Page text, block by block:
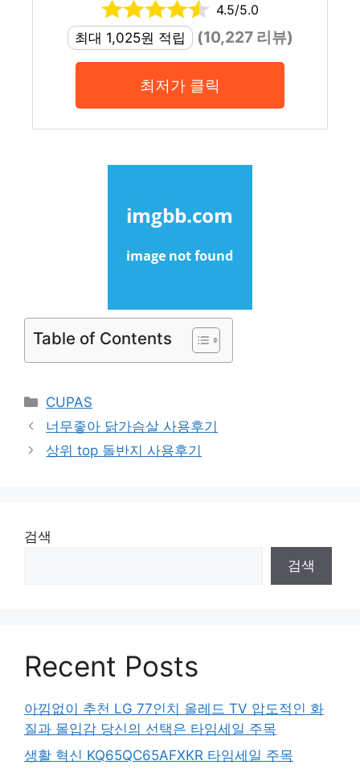
4.5/5.0
최대 1,025원 적립
(10,227 리뷰)
최저가 클릭
Table of Contents
Categories
CUPAS
너무좋아 닭가슴살 사용후기
상위 top 돌반지 사용후기
검색
검색
Recent Posts
아낌없이 추천 LG 77인치 올레드 TV 압도적인 화
질과 몰입감 당신의 선택은 타임세일 주목
생활 혁신 KQ65QC65AFXKR 타임세일 주목